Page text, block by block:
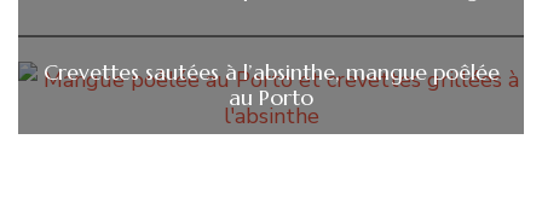
Crevettes sautées à l’absinthe, mangue poêlée
au Porto